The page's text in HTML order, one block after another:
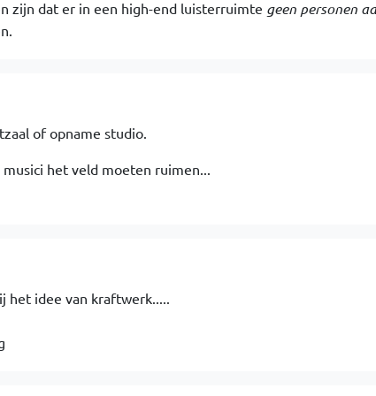
zijn dat er in een high-end luisterruimte geen personen
of opname studio.
het veld moeten ruimen...
het idee van kraftwerk.....